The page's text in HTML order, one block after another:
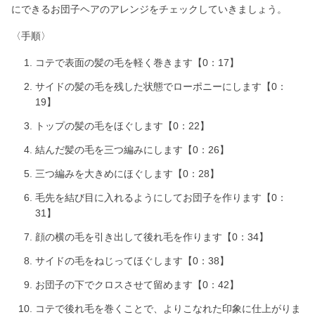
e
にできるお団子ヘアのアレンジをチェックしていきましょう。
〈手順〉
コテで表面の髪の毛を軽く巻きます【0：17】
サイドの髪の毛を残した状態でローポニーにします【0：
19】
トップの髪の毛をほぐします【0：22】
結んだ髪の毛を三つ編みにします【0：26】
三つ編みを大きめにほぐします【0：28】
毛先を結び目に入れるようにしてお団子を作ります【0：
31】
顔の横の毛を引き出して後れ毛を作ります【0：34】
サイドの毛をねじってほぐします【0：38】
お団子の下でクロスさせて留めます【0：42】
コテで後れ毛を巻くことで、よりこなれた印象に仕上がりま